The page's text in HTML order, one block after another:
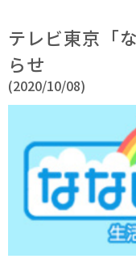
テレビ東京「
らせ
(2020/10/08)